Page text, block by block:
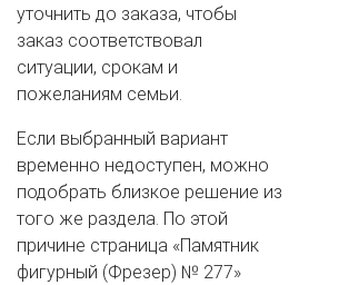
уточнить до заказа, чтобы
заказ соответствовал
ситуации, срокам и
пожеланиям семьи.
Если выбранный вариант
временно недоступен, можно
подобрать близкое решение из
того же раздела. По этой
причине страница «Памятник
фигурный (Фрезер) № 277»